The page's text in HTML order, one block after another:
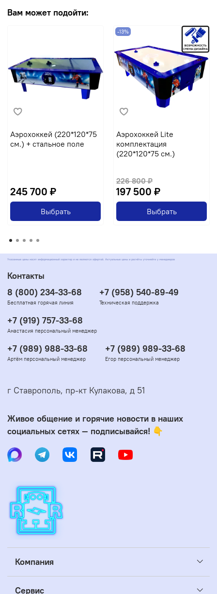
Вам может подойти:
Аэрохоккей (220*120*75
см.) + стальное поле
245 700 ₽
Выбрать
-13%
Аэрохоккей Lite
комплектация
(220*120*75 см.)
226 800 ₽
197 500 ₽
Выбрать
Указанные цены носят информационный характер и не являются офертой. Актуальные цены и расчёты уточняйте у менеджеров
Компания
Сервис
Контакты
8 (800) 234-33-68
Бесплатная горячая линия
+7 (958) 540-89-49
Техническая поддержка
+7 (919) 757-33-68
Анастасия персональный менеджер
+7 (989) 988-33-68
Артём персональный менеджер
+7 (989) 989-33-68
Егор персональный менеджер
г Ставрополь, пр-кт Кулакова, д 51
Живое общение и горячие новости в наших
социальных сетях — подписывайся! 👇